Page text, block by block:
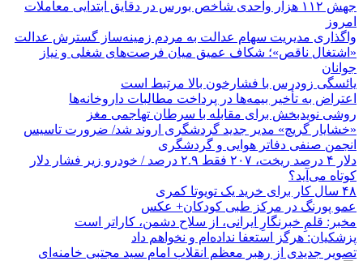
جهش ۱۱۲ هزار واحدی شاخص بورس در دقایق ابتدایی معاملات
امروز
واگذاری مدیریت سهام عدالت به مردم زمینه‌ساز گسترش عدالت
«اشتغال ناقص»؛ شکاف عمیق میان فرصت‌های شغلی و نیاز
جوانان
یائسگی زودرس با فشارخون بالا مرتبط است
اعتراض به تأخیر بیمه‌ها در پرداخت مطالبات داروخانه‌ها
روشی نویدبخش برای مقابله با سرطان تهاجمی مغز
«خشایار گریچ» مدیر جدید گردشگری اروند شد/ ضرورت تاسیس
انجمن صنفی دفاتر هوایی و گردشگری
دلار ۴ درصد ریخت، ۲۰۷ فقط ۲.۹ درصد / خودرو زیر فشار دلار
کوتاه می‌آید؟
۴۸ سال کار برای خرید یک تویوتا کمری
عمو پورنگ در مرکز طبی کودکان+ عکس
مخبر: قلمِ خبرنگارِ ایرانی، از سلاح دشمن، کاراتر است
پزشکیان: هرگز استعفا نداده‌ام و نخواهم داد
تصویر جدیدی از رهبر معظم انقلاب امام سید مجتبی خامنه‌ای